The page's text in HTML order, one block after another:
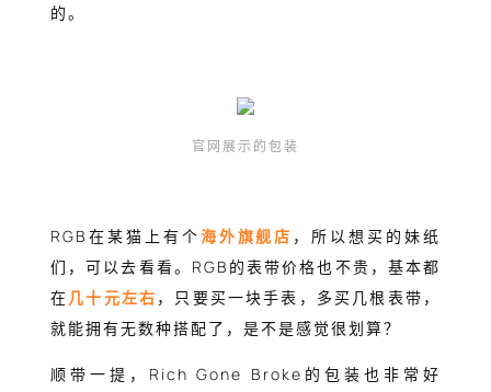
的。
官网展示的包装
RGB在某猫上有个海外旗舰店 ，所以想买的妹纸
们，可以去看看。RGB的表带价格也不贵，基本都
在 几十元左右 ，只要买一块手表，多买几根表带，
就能拥有无数种搭配了，是不是感觉很划算？
顺带一提，Rich Gone Broke的包装也非常好